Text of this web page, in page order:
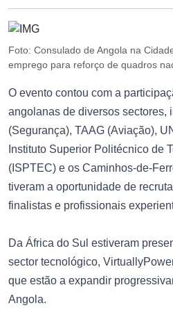
Foto: Consulado de Angola na
emprego para reforço de quadros
O evento contou com a
angolanas de diversos sectores,
(Segurança), TAAG (Aviação),
Instituto Superior Politécnico de
(ISPTEC) e os Caminhos-de-
tiveram a oportunidade de
finalistas e profissionais
Da África do Sul estiveram
sector tecnológico,
que estão a expandir
Angola.